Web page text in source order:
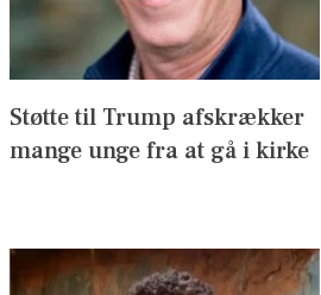
Støtte til Trump afskrækker
mange unge fra at gå i kirke